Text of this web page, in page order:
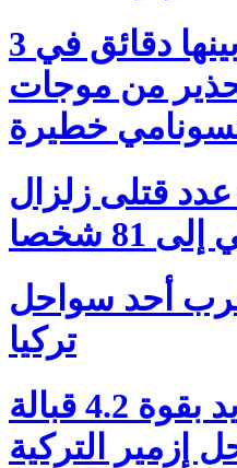
زلازل تفصل بينها دقائق في 3
من موجات
خطيرة
عدد قتلى زلزال
شخصا
أحد سواحل
تركيا
زلزال جديد بقوة 4.2 قبالة
إزمير التركية